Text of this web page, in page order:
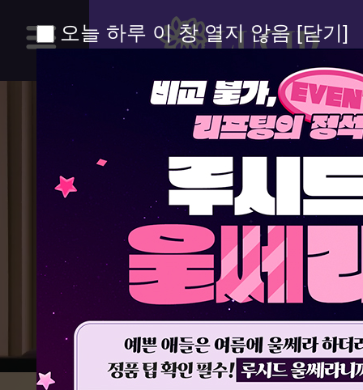
오늘 하루 이 창 열지 않음[닫기]